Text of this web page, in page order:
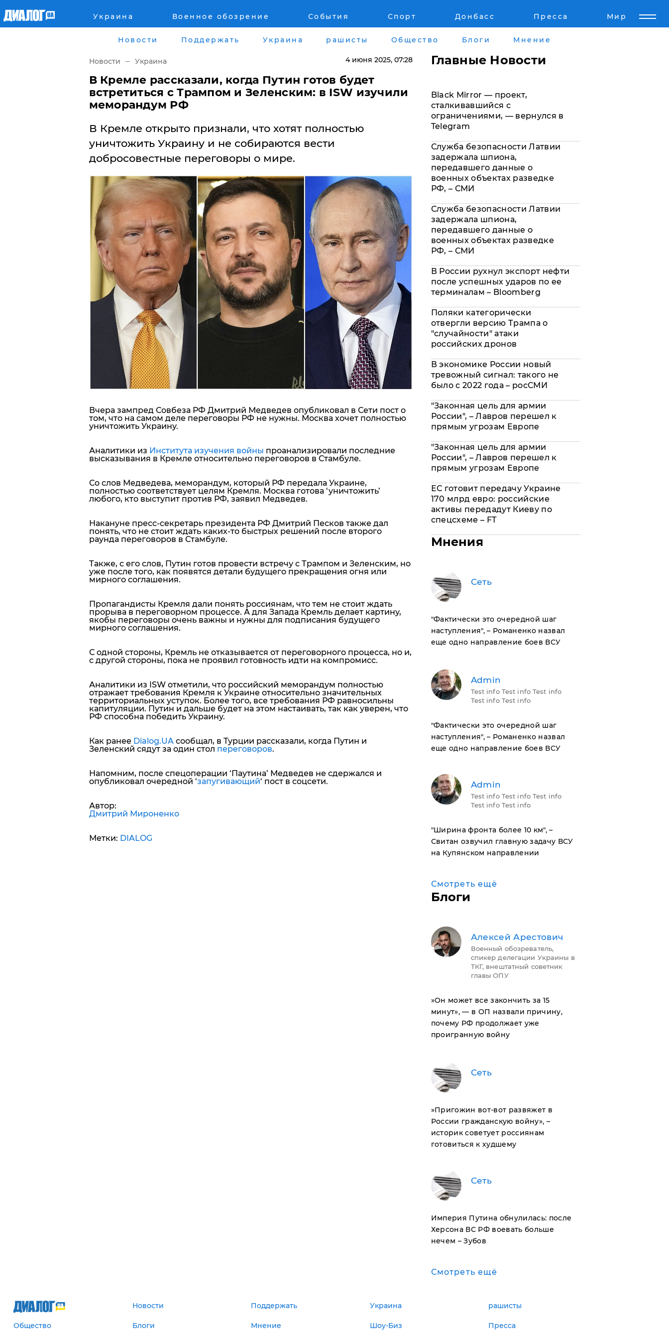
Украина Военное обозрение События Спорт Донбасс Пресса Мир
Военное обозрение
Города
Луганск
Киев
Харьков
Днепр
Одесса
Война на Донбассе и в Крыму
"ЛНР"
Оккупация Крыма
Новости Крыма
Донбасс
Армия Украины
Лайф стайл
Стиль Диалога
Общество
Пресс-релизы
Новости Поддержать Украина рашисты Общество Блоги Мнение
Новости Украина 4 июня 2025, 07:28
​В Кремле рассказали, когда Путин готов будет
встретиться с Трампом и Зеленским: в ISW изучили
меморандум РФ
В Кремле открыто признали, что хотят полностью
уничтожить Украину и не собираются вести
добросовестные переговоры о мире.
Вчера зампред Совбеза РФ Дмитрий Медведев опубликовал в Сети пост о
том, что на самом деле переговоры РФ не нужны. Москва хочет полностью
уничтожить Украину.
Аналитики из Института изучения войны проанализировали последние
высказывания в Кремле относительно переговоров в Стамбуле.
Со слов Медведева, меморандум, который РФ передала Украине,
полностью соответствует целям Кремля. Москва готова ‘уничтожить’
любого, кто выступит против РФ, заявил Медведев.
Накануне пресс-секретарь президента РФ Дмитрий Песков также дал
понять, что не стоит ждать каких-то быстрых решений после второго
раунда переговоров в Стамбуле.
Также, с его слов, Путин готов провести встречу с Трампом и Зеленским, но
уже после того, как появятся детали будущего прекращения огня или
мирного соглашения.
Пропагандисты Кремля дали понять россиянам, что тем не стоит ждать
прорыва в переговорном процессе. А для Запада Кремль делает картину,
якобы переговоры очень важны и нужны для подписания будущего
мирного соглашения.
С одной стороны, Кремль не отказывается от переговорного процесса, но и,
с другой стороны, пока не проявил готовность идти на компромисс.
Аналитики из ISW отметили, что российский меморандум полностью
отражает требования Кремля к Украине относительно значительных
территориальных уступок. Более того, все требования РФ равносильны
капитуляции. Путин и дальше будет на этом настаивать, так как уверен, что
РФ способна победить Украину.
Как ранее Dialog.UAсообщал, в Турции рассказали, когда Путин и
Зеленский сядут за один стол переговоров.
Напомним, после спецоперации ‘Паутина’ Медведев не сдержался и
опубликовал очередной ‘запугивающий‘ пост в соцсети.
Автор:
Дмитрий Мироненко
Метки: DIALOG
Главные Новости
Black Mirror — проект,
сталкивавшийся с
ограничениями, — вернулся в
Telegram
Служба безопасности Латвии
задержала шпиона,
передавшего данные о
военных объектах разведке
РФ, – СМИ
Служба безопасности Латвии
задержала шпиона,
передавшего данные о
военных объектах разведке
РФ, – СМИ
В России рухнул экспорт нефти
после успешных ударов по ее
терминалам – Bloomberg
Поляки категорически
отвергли версию Трампа о
"случайности" атаки
российских дронов
В экономике России новый
тревожный сигнал: такого не
было с 2022 года – росСМИ
"Законная цель для армии
России", – Лавров перешел к
прямым угрозам Европе
"Законная цель для армии
России", – Лавров перешел к
прямым угрозам Европе
ЕС готовит передачу Украине
170 млрд евро: российские
активы передадут Киеву по
спецсхеме – FT
Мнения
Сеть
​"Фактически это очередной шаг
наступления", – Романенко назвал
еще одно направление боев ВСУ
Admin
Test info Test info Test info
Test info Test info
​"Фактически это очередной шаг
наступления", – Романенко назвал
еще одно направление боев ВСУ
Admin
Test info Test info Test info
Test info Test info
​"Ширина фронта более 10 км", –
Свитан озвучил главную задачу ВСУ
на Купянском направлении
Смотреть ещё
Блоги
Алексей Арестович
Военный обозреватель,
спикер делегации Украины в
ТКГ, внештатный советник
главы ОПУ
​»Он может все закончить за 15
минут», — в ОП назвали причину,
почему РФ продолжает уже
проигранную войну
Сеть
​»Пригожин вот-вот развяжет в
России гражданскую войну», –
историк советует россиянам
готовиться к худшему
Сеть
Империя Путина обнулилась: после
Херсона ВС РФ воевать больше
нечем – Зубов
Смотреть ещё
Новости Поддержать Украина рашисты
Общество Блоги Мнение Шоу-Биз Пресса